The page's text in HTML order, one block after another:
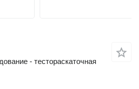
- тестораскаточная